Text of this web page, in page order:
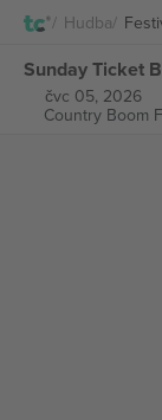
Hudba
Sunday Ticket
čvc 05, 2026
Country Boom